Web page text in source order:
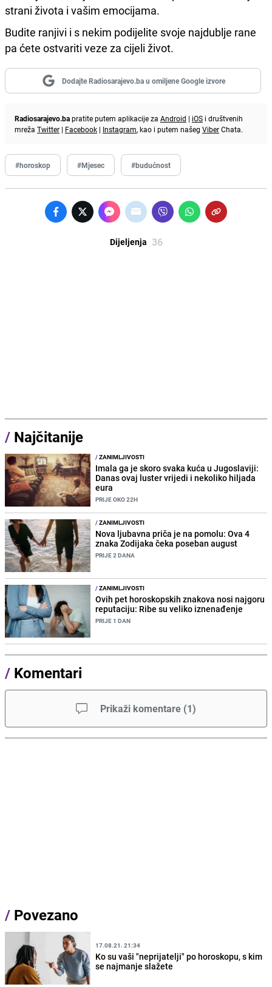
strani života i vašim emocijama.
Budite ranjivi i s nekim podijelite svoje najdublje rane
pa ćete ostvariti veze za cijeli život.
Dodajte Radiosarajevo.ba u omiljene Google izvore
Radiosarajevo.bapratite putem aplikacije za Android | iOS i društvenih
mreža Twitter | Facebook | Instagram, kao i putem našeg ViberChata.
#horoskop #Mjesec #budućnost
Dijeljenja 36
/ Najčitanije
/ZANIMLJIVOSTI
Imala ga je skoro svaka kuća u Jugoslaviji:
Danas ovaj luster vrijedi i nekoliko hiljada
eura
PRIJE OKO 22H
/ZANIMLJIVOSTI
Nova ljubavna priča je na pomolu: Ova 4
znaka Zodijaka čeka poseban august
PRIJE 2 DANA
/ZANIMLJIVOSTI
Ovih pet horoskopskih znakova nosi najgoru
reputaciju: Ribe su veliko iznenađenje
PRIJE 1 DAN
/ Komentari
Prikaži komentare (1)
/ Povezano
17.08.21. 21:34
Ko su vaši "neprijatelji" po horoskopu, s kim
se najmanje slažete